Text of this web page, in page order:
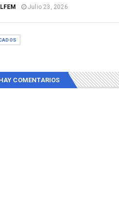
Julio 23, 2026
COMENTARIOS